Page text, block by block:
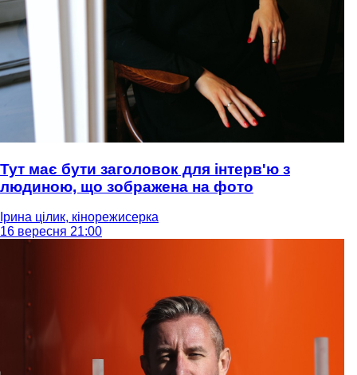
Тут має бути заголовок для інтерв'ю з
людиною, що зображена на фото
Ірина цілик, кінорежисерка
16 вересня 21:00